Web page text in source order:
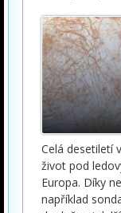
Celá desetiletí
život pod
Europa. Díky
například